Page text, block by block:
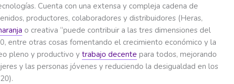
Cuenta con una extensa y compleja cadena de
productores, colaboradores y distribuidores (Heras,
o creativa “puede contribuir a las tres dimensiones del
entre otras cosas fomentando el crecimiento económico y la
pleno y productivo y trabajo decente para todos, mejorando
y las personas jóvenes y reduciendo la desigualdad en los